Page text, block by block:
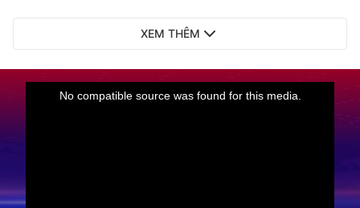
XEM THÊM